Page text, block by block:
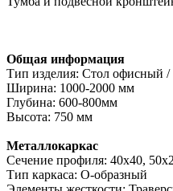
Общая информация
Тип изделия: Стол офисный
Ширина: 1000-2000 мм
Глубина: 600-800мм
Высота: 750 мм
Металлокаркас
Сечение профиля: 40х40,
Тип каркаса: О-образный